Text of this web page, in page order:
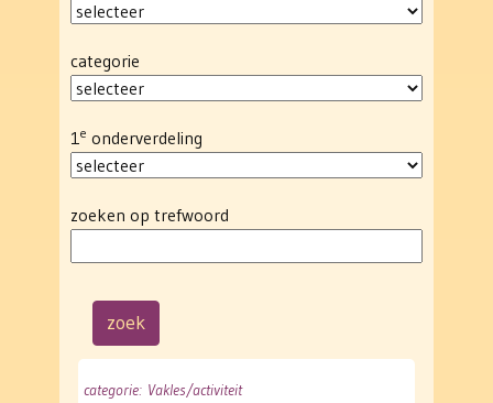
categorie
1e onderverdeling
zoeken op trefwoord
categorie: Vakles/activiteit